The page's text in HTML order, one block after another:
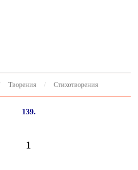
Творения Стихотворения
139.
1